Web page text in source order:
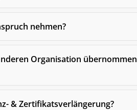
nehmen?
Organisation übernommen
& Zertifikatsverlängerung?